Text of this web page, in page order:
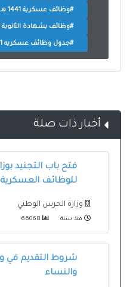
#وظائف عسكرية 1441 هـ
#وظائف بشهادة الثانوية 1441
#جدول وظائف عسكريه 1441
أخبار ذات صلة
فتح باب التجنيد
للوظائف العسكرية
وزارة الحرس الوطني
منذ سنة
شروط التقديم في
والنساء